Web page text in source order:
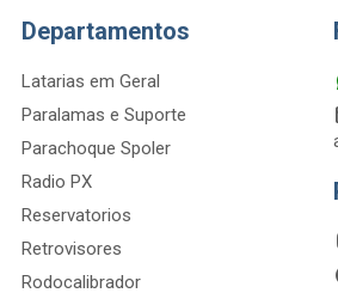
Departamentos
Latarias em Geral
Paralamas e Suporte
Parachoque Spoler
Radio PX
Reservatorios
Retrovisores
Rodocalibrador